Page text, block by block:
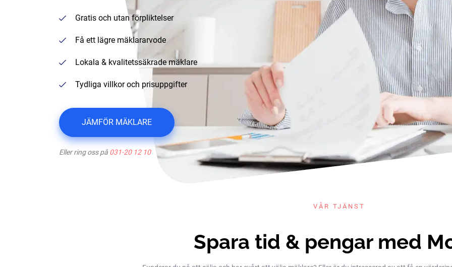
Gratis och utan förpliktelser
Få ett lägre mäklararvode
Lokala & kvalitetssäkrade mäklare
Tydliga villkor och prisuppgifter
JÄMFÖR MÄKLARE
Eller ring oss på 031-20 12 10
VÅR TJÄNST
Spara tid & pengar med